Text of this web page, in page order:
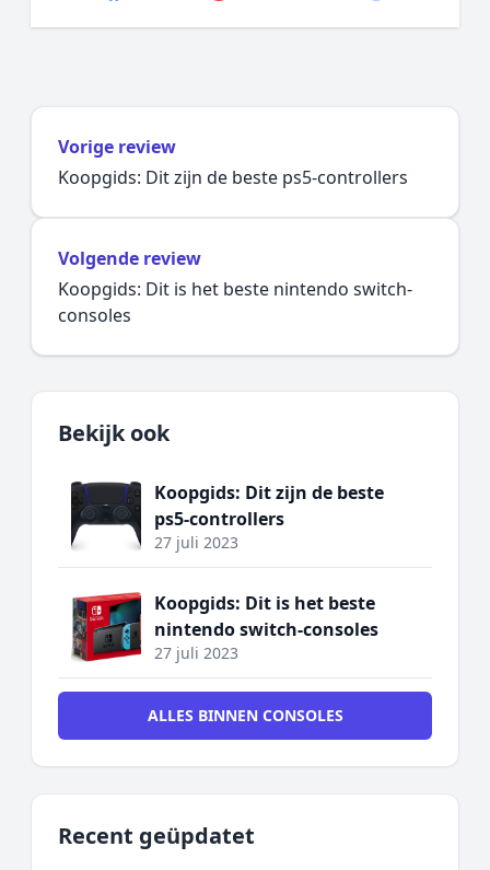
Vorige review
Koopgids: Dit zijn de beste ps5-controllers
Volgende review
Koopgids: Dit is het beste nintendo switch-
consoles
Bekijk ook
Koopgids: Dit zijn de beste
ps5-controllers
27 juli 2023
Koopgids: Dit is het beste
nintendo switch-consoles
27 juli 2023
ALLES BINNEN CONSOLES
Recent geüpdatet